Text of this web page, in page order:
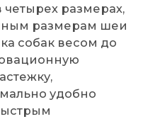
размерах,
размерам шеи
собак весом до
удобно